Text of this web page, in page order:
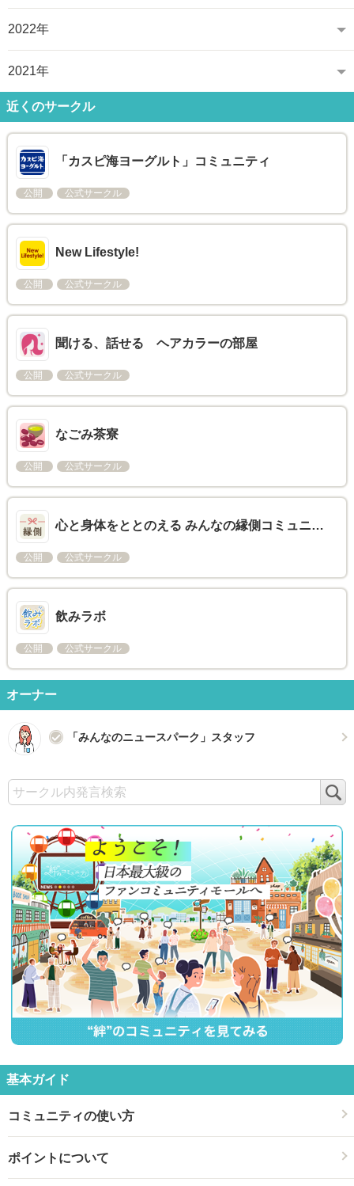
2022年
2021年
近くのサークル
「カスピ海ヨーグルト」コミュニティ
公開 公式サークル
New Lifestyle!
公開 公式サークル
聞ける、話せる ヘアカラーの部屋
公開 公式サークル
なごみ茶寮
公開 公式サークル
心と身体をととのえる みんなの縁側コミュニ…
公開 公式サークル
飲みラボ
公開 公式サークル
オーナー
「みんなのニュースパーク」スタッフ
基本ガイド
コミュニティの使い方
ポイントについて